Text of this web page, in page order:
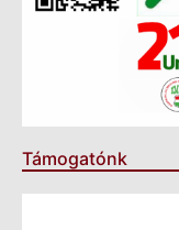
Támogatónk